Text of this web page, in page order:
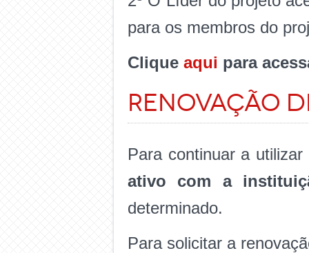
para os membros do
Clique aqui para
Renovação
Para continuar a
ativo com a
determinado.
Para solicitar a